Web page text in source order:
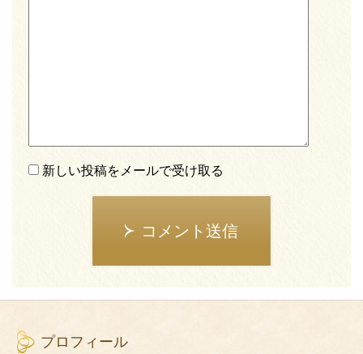
新しい投稿をメールで受け取る
コメント送信
プロフィール